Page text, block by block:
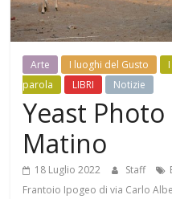
Arte I luoghi del Gusto
parola
LIBRI Notizie
Yeast Photo
Matino
18 Luglio 2022 Staff
Frantoio Ipogeo di via Carlo